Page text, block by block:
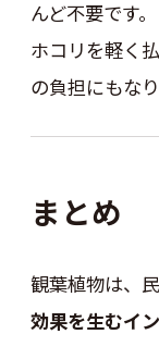
んど不要です。
ホコリを軽く
の負担にもなり
まとめ
観葉植物は、
効果を生むイ